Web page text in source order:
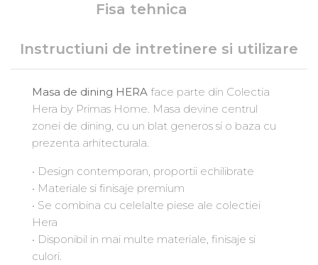
Fisa tehnica
Instructiuni de intretinere si utilizare
Masa de dining HERA face parte din Colectia
Hera by Primas Home. Masa devine centrul
zonei de dining, cu un blat generos si o baza cu
prezenta arhitecturala.
• Design contemporan, proportii echilibrate
• Materiale si finisaje premium
• Se combina cu celelalte piese ale colectiei
Hera
• Disponibil in mai multe materiale, finisaje si
culori.